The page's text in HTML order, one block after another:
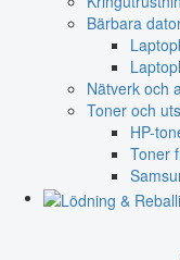
Bärbara
Nätverk och
Toner och
HP-
Toner